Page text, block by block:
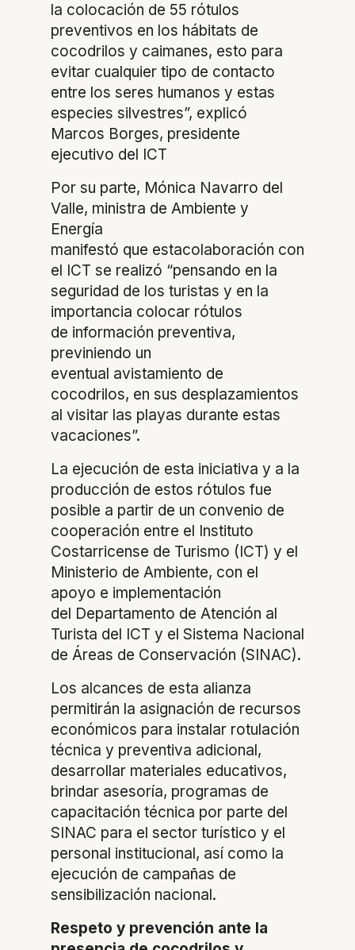
la colocación de 55 rótulos
preventivos en los hábitats de
cocodrilos y caimanes, esto para
evitar cualquier tipo de contacto
entre los seres humanos y estas
especies silvestres”, explicó
Marcos Borges, presidente
ejecutivo del ICT
Por su parte, Mónica Navarro del
Valle, ministra de Ambiente y
Energía
manifestó que estacolaboración con
el ICT se realizó “pensando en la
seguridad de los turistas y en la
importancia colocar rótulos
de información preventiva,
previniendo un
eventual avistamiento de
cocodrilos, en sus desplazamientos
al visitar las playas durante estas
vacaciones”.
La ejecución de esta iniciativa y a la
producción de estos rótulos fue
posible a partir de un convenio de
cooperación entre el Instituto
Costarricense de Turismo (ICT) y el
Ministerio de Ambiente, con el
apoyo e implementación
del Departamento de Atención al
Turista del ICT y el Sistema Nacional
de Áreas de Conservación (SINAC).
Los alcances de esta alianza
permitirán la asignación de recursos
económicos para instalar rotulación
técnica y preventiva adicional,
desarrollar materiales educativos,
brindar asesoría, programas de
capacitación técnica por parte del
SINAC para el sector turístico y el
personal institucional, así como la
ejecución de campañas de
sensibilización nacional.
Respeto y prevención ante la